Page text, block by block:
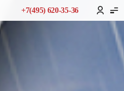
+7(495) 620-35-36